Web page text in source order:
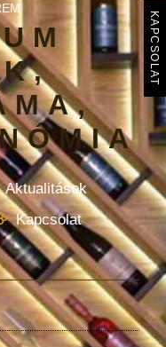
KAPCSOLAT
Aktualitások
Kapcsolat